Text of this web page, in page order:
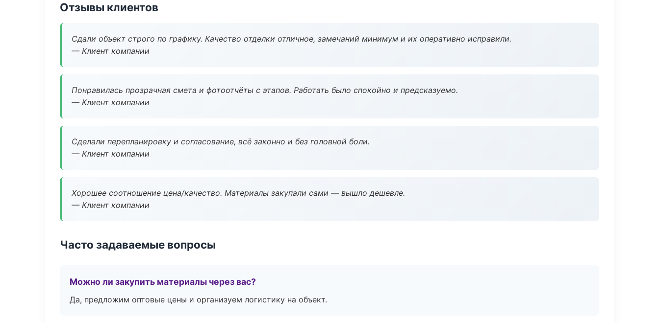
Отзывы клиентов
Сдали объект строго по графику. Качество отделки отличное, замечаний минимум и их оперативно исправили.
— Клиент компании
Понравилась прозрачная смета и фотоотчёты с этапов. Работать было спокойно и предсказуемо.
— Клиент компании
Сделали перепланировку и согласование, всё законно и без головной боли.
— Клиент компании
Хорошее соотношение цена/качество. Материалы закупали сами — вышло дешевле.
— Клиент компании
Часто задаваемые вопросы
Можно ли закупить материалы через вас?
Да, предложим оптовые цены и организуем логистику на объект.